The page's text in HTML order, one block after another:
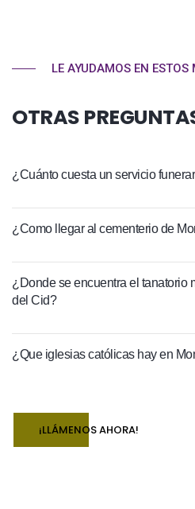
LE AYUDAMOS EN
OTRAS
¿Cuánto cuesta un servicio
¿Como llegar al cementerio de
¿Donde se encuentra el tanatorio
del Cid?
¿Que iglesias católicas hay en
¡LLÁMENOS AHORA!